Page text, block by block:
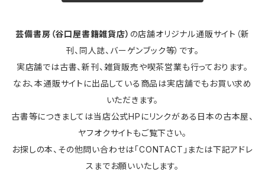
芸備書房（谷口屋書籍雑貨店） の店舗オリジナル通販サイト（新
刊、同人誌、バーゲンブック等）です。
実店舗では古書、新刊、雑貨販売や喫茶営業も行っております。
なお、本通販サイトに出品している商品は実店舗でもお買い求め
いただきます。
古書等につきましては当店公式HPにリンクがある日本の古本屋、
ヤフオクサイトもご覧下さい。
お探しの本、その他問い合わせは「CONTACT」または下記アドレ
スまでお願いいたします。